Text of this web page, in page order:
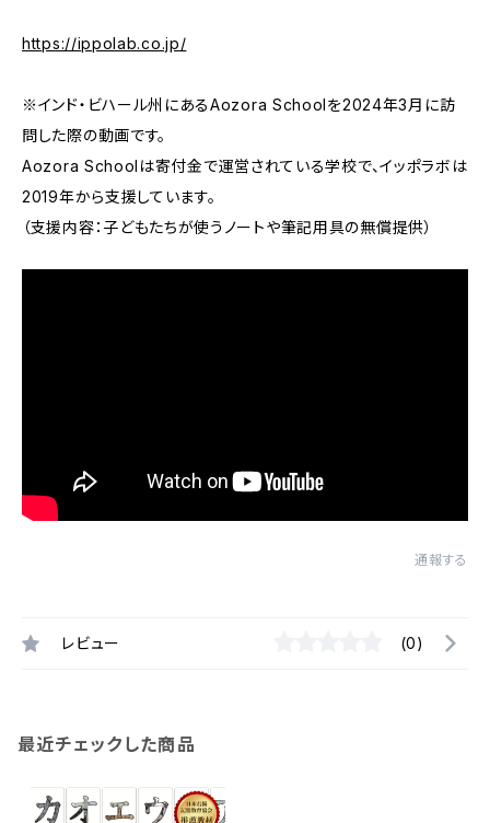
https://ippolab.co.jp/
※インド・ビハール州にあるAozora Schoolを2024年3月に訪
問した際の動画です。
Aozora Schoolは寄付金で運営されている学校で、イッポラボは
2019年から支援しています。
（支援内容：子どもたちが使うノートや筆記用具の無償提供）
通報する
レビュー (0)
最近チェックした商品